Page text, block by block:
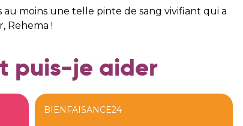
moins une telle pinte de sang vivifiant qui a
Rehema !
puis-je aider
BIENFAISANCE24